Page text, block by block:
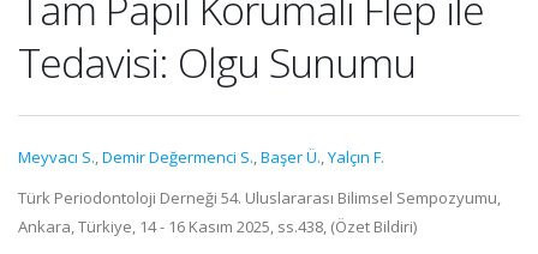
Tedavisi: Olgu Sunumu
Meyvacı S.,Demir Değermenci S.,Başer Ü.,Yalçın F.
Türk Periodontoloji Derneği 54. Uluslararası Bilimsel Sempozyumu,
Ankara, Türkiye, 14 - 16 Kasım 2025, ss.438, (Özet Bildiri)